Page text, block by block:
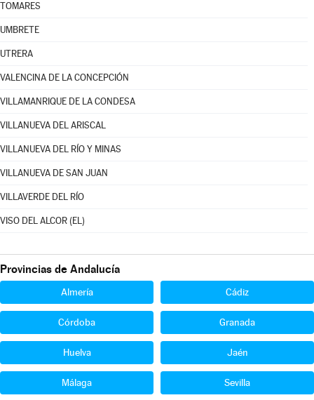
TOMARES
UMBRETE
UTRERA
VALENCINA DE LA CONCEPCIÓN
VILLAMANRIQUE DE LA CONDESA
VILLANUEVA DEL ARISCAL
VILLANUEVA DEL RÍO Y MINAS
VILLANUEVA DE SAN JUAN
VILLAVERDE DEL RÍO
VISO DEL ALCOR (EL)
Provincias de Andalucía
Almería Cádiz
Córdoba Granada
Huelva Jaén
Málaga Sevilla